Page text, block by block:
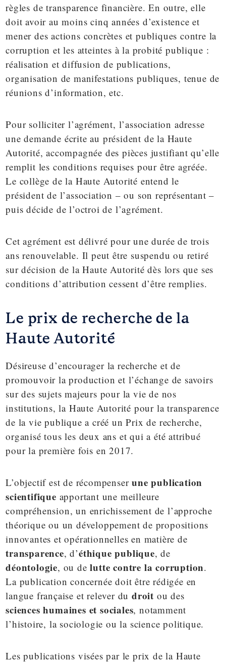
règles de transparence financière. En outre, elle
doit avoir au moins cinq années d’existence et
mener des actions concrètes et publiques contre la
corruption et les atteintes à la probité publique :
réalisation et diffusion de publications,
organisation de manifestations publiques, tenue de
réunions d’information, etc.
Pour solliciter l’agrément, l’association adresse
une demande écrite au président de la Haute
Autorité, accompagnée des pièces justifiant qu’elle
remplit les conditions requises pour être agréée.
Le collège de la Haute Autorité entend le
président de l’association – ou son représentant –
puis décide de l’octroi de l’agrément.
Cet agrément est délivré pour une durée de trois
ans renouvelable. Il peut être suspendu ou retiré
sur décision de la Haute Autorité dès lors que ses
conditions d’attribution cessent d’être remplies.
Le prix de recherche de la
Haute Autorité
Désireuse d’encourager la recherche et de
promouvoir la production et l’échange de savoirs
sur des sujets majeurs pour la vie de nos
institutions, la Haute Autorité pour la transparence
de la vie publique a créé un Prix de recherche,
organisé tous les deux ans et qui a été attribué
pour la première fois en 2017.
L’objectif est de récompenserune publication
scientifique apportant une meilleure
compréhension, un enrichissement de l’approche
théorique ou un développement de propositions
innovantes et opérationnelles en matière de
transparence, d’éthique publique, de
déontologie, ou delutte contre la corruption.
La publication concernée doit être rédigée en
langue française et relever dudroit ou des
sciences humaines et sociales, notamment
l’histoire, la sociologie ou la science politique.
Les publications visées par le prix de la Haute